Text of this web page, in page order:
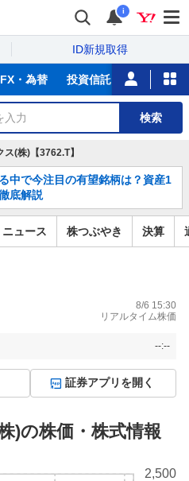
i
ID新規取得
FX・為替 投資信託 ニュース
検索
(株)【3762.T】
中で今注目の有望銘柄は？資産1
底解説
ニュース 株つぶやき 決算
8/6 15:30
リアルタイム株価
--:--
証券アプリを開く
)の株価・株式情報
2,500